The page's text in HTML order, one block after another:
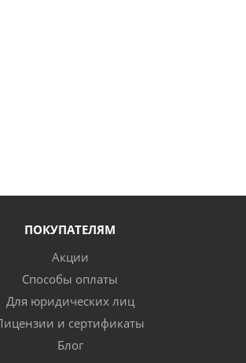
ПОКУПАТЕЛЯМ
Акции
Способы оплаты
Для юридических лиц
и сертификаты
Блог